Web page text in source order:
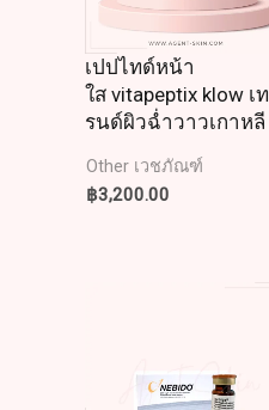
เปปไทด์หน้า
ใส vitapeptix klow เท
รนด์ผิวฉ่ำวาวเกาหลี
Other เวชภัณฑ์
฿3,200.00